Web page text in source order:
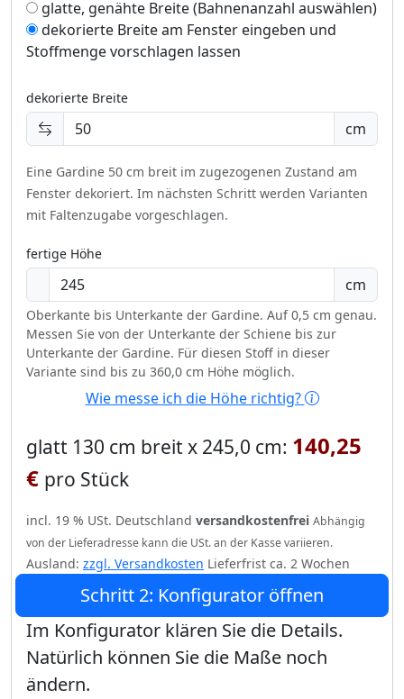
glatte, genähte Breite (Bahnenanzahl auswählen)
dekorierte Breite am Fenster eingeben und
Stoffmenge vorschlagen lassen
dekorierte Breite
cm
Eine Gardine 50 cm breit im zugezogenen Zustand am
Fenster dekoriert. Im nächsten Schritt werden Varianten
mit Faltenzugabe vorgeschlagen.
fertige Höhe
cm
Oberkante bis Unterkante der Gardine. Auf 0,5 cm genau.
Messen Sie von der Unterkante der Schiene bis zur
Unterkante der Gardine. Für diesen Stoff in dieser
Variante sind bis zu 360,0 cm Höhe möglich.
Wie messe ich die Höhe richtig?
glatt 130 cm breit x 245,0 cm: 140,25
€ pro Stück
incl. 19 % USt. Deutschland versandkostenfrei Abhängig
von der Lieferadresse kann die USt. an der Kasse variieren.
Ausland: zzgl. Versandkosten Lieferfrist ca. 2 Wochen
Schritt 2: Konfigurator öffnen
Im Konfigurator klären Sie die Details.
Natürlich können Sie die Maße noch
ändern.